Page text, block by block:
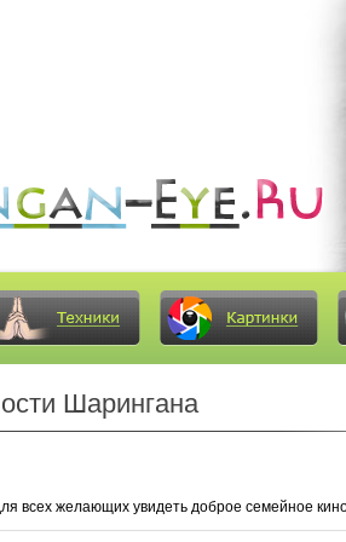
Шарингана
всех желающих увидеть доброе семейное